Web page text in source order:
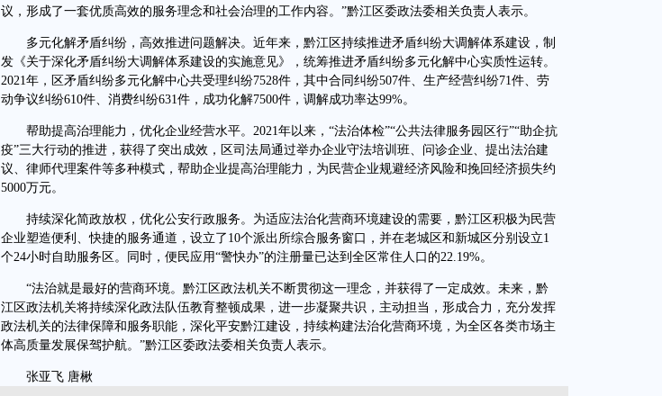
议，形成了一套优质高效的服务理念和社会治理的工作内容。”黔江区委政法委相关负责人表示。
多元化解矛盾纠纷，高效推进问题解决。近年来，黔江区持续推进矛盾纠纷大调解体系建设，制
发《关于深化矛盾纠纷大调解体系建设的实施意见》，统筹推进矛盾纠纷多元化解中心实质性运转。
2021年，区矛盾纠纷多元化解中心共受理纠纷7528件，其中合同纠纷507件、生产经营纠纷71件、劳
动争议纠纷610件、消费纠纷631件，成功化解7500件，调解成功率达99%。
帮助提高治理能力，优化企业经营水平。2021年以来，“法治体检”“公共法律服务园区行”“助企抗
疫”三大行动的推进，获得了突出成效，区司法局通过举办企业守法培训班、问诊企业、提出法治建
议、律师代理案件等多种模式，帮助企业提高治理能力，为民营企业规避经济风险和挽回经济损失约
5000万元。
持续深化简政放权，优化公安行政服务。为适应法治化营商环境建设的需要，黔江区积极为民营
企业塑造便利、快捷的服务通道，设立了10个派出所综合服务窗口，并在老城区和新城区分别设立1
个24小时自助服务区。同时，便民应用“警快办”的注册量已达到全区常住人口的22.19%。
“法治就是最好的营商环境。黔江区政法机关不断贯彻这一理念，并获得了一定成效。未来，黔
江区政法机关将持续深化政法队伍教育整顿成果，进一步凝聚共识，主动担当，形成合力，充分发挥
政法机关的法律保障和服务职能，深化平安黔江建设，持续构建法治化营商环境，为全区各类市场主
体高质量发展保驾护航。”黔江区委政法委相关负责人表示。
张亚飞 唐楸